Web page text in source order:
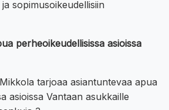
sopimusoikeudellisiin
perheoikeudellisissa asioissa
tarjoaa asiantuntevaa apua
asioissa Vantaan asukkaille